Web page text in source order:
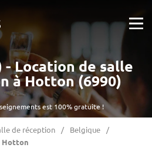
est 100% gratuite !
Location de salle
à Hotton (6990)
de réception
Belgique
Hotton